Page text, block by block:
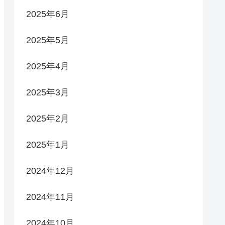
2025年6月
2025年5月
2025年4月
2025年3月
2025年2月
2025年1月
2024年12月
2024年11月
2024年10月